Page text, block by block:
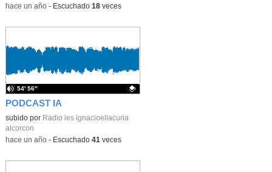
-hace un año- Escuchado 18veces
PODCAST IA
Contenido educativo.
subido por Radio ies ignacioellacuria
alcorcon
54′ 56″
-hace un año- Escuchado 41veces